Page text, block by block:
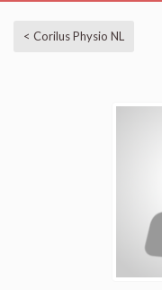
< Corilus Physio NL